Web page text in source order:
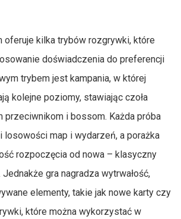
oferuje kilka trybów rozgrywki, które
doświadczenia do preferencji
trybem jest kampania, w której
kolejne poziomy, stawiając czoła
przeciwnikom i bossom. Każda próba
losowości map i wydarzeń, a porażka
rozpoczęcia od nowa – klasyczny
gra nagradza wytrwałość,
elementy, takie jak nowe karty czy
które można wykorzystać w